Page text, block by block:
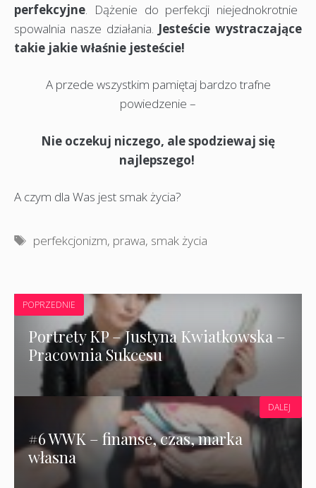
perfekcyjne . Dążenie do perfekcji niejednokrotnie
spowalnia nasze działania. Jesteście wystraczające
takie jakie właśnie jesteście!
A przede wszystkim pamiętaj bardzo trafne
powiedzenie –
Nie oczekuj niczego, ale spodziewaj się
najlepszego!
A czym dla Was jest smak życia?
Tagi
perfekcjonizm, prawa, smak życia
POPRZEDNIE
Portrety KP – Justyna Kwiatkowska –
Pracownia Sukcesu
#6 WWK – finanse, czas, marka
własna
DALEJ